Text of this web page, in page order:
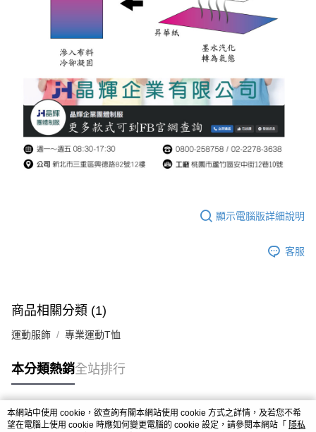
顯示電腦版詳細說明
客服
商品相關分類 (1)
運動服飾 專業運動T恤
本分類熱銷全站排行
熱門標籤
本網站中使用 cookie，欲查詢有關本網站使用 cookie 方式之詳情，及若您不希
望在電腦上使用 cookie 時應如何變更電腦的 cookie 設定，請參閱本網站「 隱私